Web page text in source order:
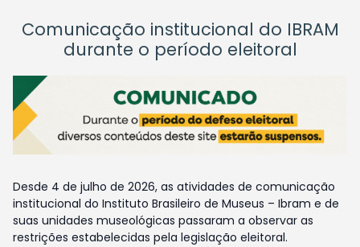
Comunicação institucional do IBRAM
durante o período eleitoral
Desde 4 de julho de 2026, as atividades de comunicação
institucional do Instituto Brasileiro de Museus – Ibram e de
suas unidades museológicas passaram a observar as
restrições estabelecidas pela legislação eleitoral.